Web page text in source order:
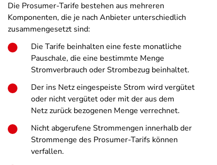
Die Prosumer-Tarife bestehen aus mehreren
Komponenten, die je nach Anbieter unterschiedlich
zusammengesetzt sind:
Die Tarife beinhalten eine feste monatliche
Pauschale, die eine bestimmte Menge
Stromverbrauch oder Strombezug beinhaltet.
Der ins Netz eingespeiste Strom wird vergütet
oder nicht vergütet oder mit der aus dem
Netz zurück bezogenen Menge verrechnet.
Nicht abgerufene Strommengen innerhalb der
Strommenge des Prosumer-Tarifs können
verfallen.